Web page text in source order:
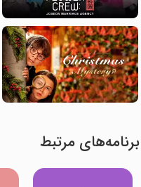
برنامه‌های مرتبط